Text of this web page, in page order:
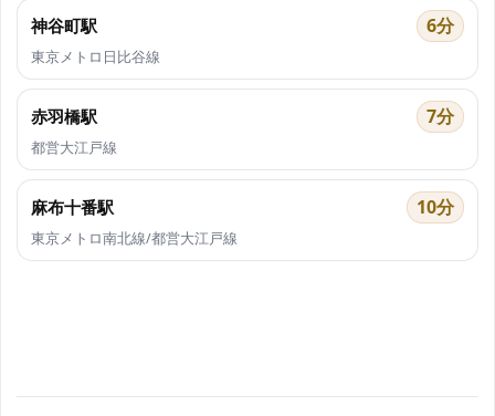
神谷町駅 6分
東京メトロ日比谷線
赤羽橋駅 7分
都営大江戸線
麻布十番駅 10分
東京メトロ南北線/都営大江戸線